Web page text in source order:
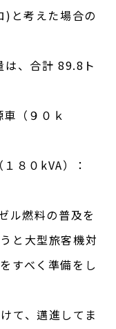
)と考えた場合の
は、合計 89.8ト
（９０ｋ
８０kVA）：
ル燃料の普及を
と大型旅客機対
すべく準備をし
て、邁進してま